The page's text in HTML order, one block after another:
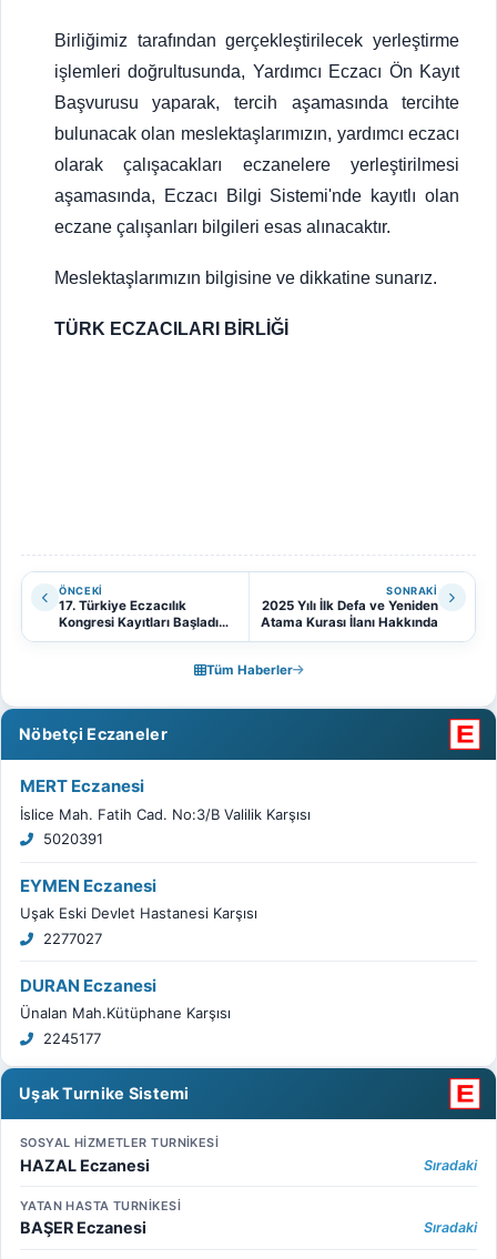
Birliğimiz tarafından gerçekleştirilecek yerleştirme
işlemleri doğrultusunda, Yardımcı Eczacı Ön Kayıt
Başvurusu yaparak, tercih aşamasında tercihte
bulunacak olan meslektaşlarımızın, yardımcı eczacı
olarak çalışacakları eczanelere yerleştirilmesi
aşamasında, Eczacı Bilgi Sistemi'nde kayıtlı olan
eczane çalışanları bilgileri esas alınacaktır.
Meslektaşlarımızın bilgisine ve dikkatine sunarız.
TÜRK ECZACILARI BİRLİĞİ
ÖNCEKI
17. Türkiye Eczacılık
Kongresi Kayıtları Başladı
(10-12 Nisan 2025, Antalya)
SONRAKI
2025 Yılı İlk Defa ve Yeniden
Atama Kurası İlanı Hakkında
Tüm Haberler
Nöbetçi Eczaneler
MERT Eczanesi
İslice Mah. Fatih Cad. No:3/B Valilik Karşısı
5020391
EYMEN Eczanesi
Uşak Eski Devlet Hastanesi Karşısı
2277027
DURAN Eczanesi
Ünalan Mah.Kütüphane Karşısı
2245177
Uşak Turnike Sistemi
SOSYAL HİZMETLER TURNİKESİ
HAZAL Eczanesi Sıradaki
YATAN HASTA TURNİKESİ
BAŞER Eczanesi Sıradaki